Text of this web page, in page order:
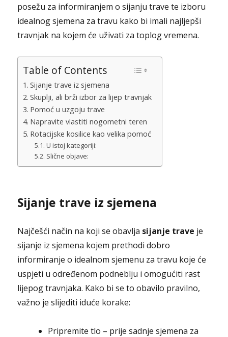
posežu za informiranjem o sijanju trave te izboru
idealnog sjemena za travu kako bi imali najljepši
travnjak na kojem će uživati za toplog vremena.
Table of Contents
Sijanje trave iz sjemena
Skuplji, ali brži izbor za lijep travnjak
Pomoć u uzgoju trave
Napravite vlastiti nogometni teren
Rotacijske kosilice kao velika pomoć
U istoj kategoriji:
Slične objave:
Sijanje trave iz sjemena
Najčešći način na koji se obavlja sijanje trave je
sijanje iz sjemena kojem prethodi dobro
informiranje o idealnom sjemenu za travu koje će
uspjeti u određenom podneblju i omogućiti rast
lijepog travnjaka. Kako bi se to obavilo pravilno,
važno je slijediti iduće korake:
Pripremite tlo – prije sadnje sjemena za